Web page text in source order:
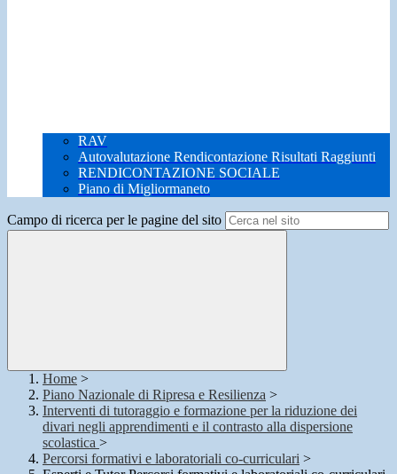
RAV
Autovalutazione Rendicontazione Risultati Raggiunti
RENDICONTAZIONE SOCIALE
Piano di Migliormaneto
Campo di ricerca per le pagine del sito
Home >
Piano Nazionale di Ripresa e Resilienza >
Interventi di tutoraggio e formazione per la riduzione dei
divari negli apprendimenti e il contrasto alla dispersione
scolastica >
Percorsi formativi e laboratoriali co-curriculari >